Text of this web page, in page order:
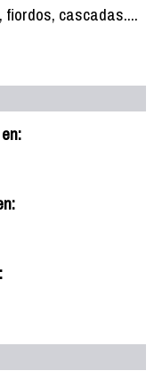
fiordos, cascadas....